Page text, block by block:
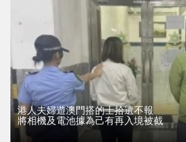
​港人夫婦遊澳門搭的士拾遺不報
將相機及電池據為己有再入境被截